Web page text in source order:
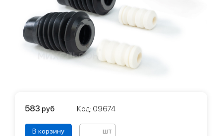
583 руб Код: 09674
В корзину шт